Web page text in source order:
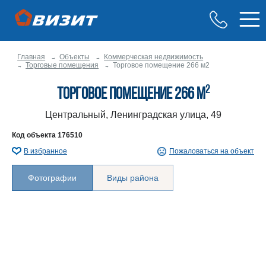
Главная Объекты
Коммерческая недвижимость
Торговые помещения
Торговое помещение 266 м2
Торговое помещение 266 м2
Центральный, Ленинградская улица, 49
Код объекта 176510
В избранное
Пожаловаться на объект
Фотографии Виды района